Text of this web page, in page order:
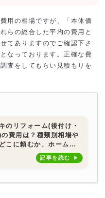
用の相場ですが、「本体価
らの総合した平均の費用と
てありますのでご確認下さ
なっております。正確な費
査をしてもらい見積もりを
のリフォーム(後付け・
費用は？種類別相場や
こに頼むか、ホームセ
のかもご紹介
記事を読む